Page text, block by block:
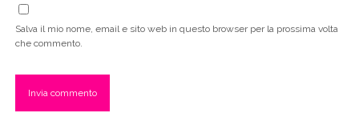
Salva il mio nome, email e sito web in questo browser per la prossima volta
che commento.